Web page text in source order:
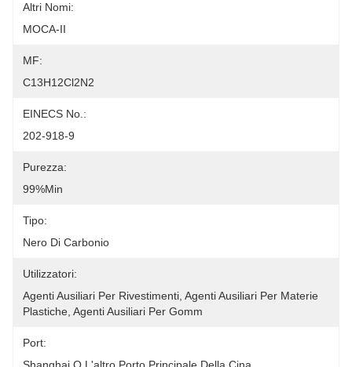
Altri Nomi:
MOCA-II
MF:
C13H12Cl2N2
EINECS No.:
202-918-9
Purezza:
99%min
Tipo:
Nero Di Carbonio
Utilizzatori:
Agenti Ausiliari Per Rivestimenti, Agenti Ausiliari Per Materie
Plastiche, Agenti Ausiliari Per Gomm
Port: